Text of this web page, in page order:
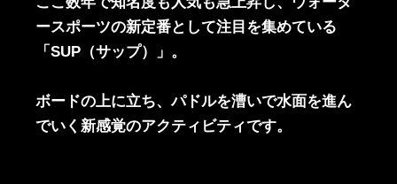
ースポーツの新定番として注目を集めている
「SUP（サップ）」。
ボードの上に立ち、パドルを漕いで水面を進ん
でいく新感覚のアクティビティです。